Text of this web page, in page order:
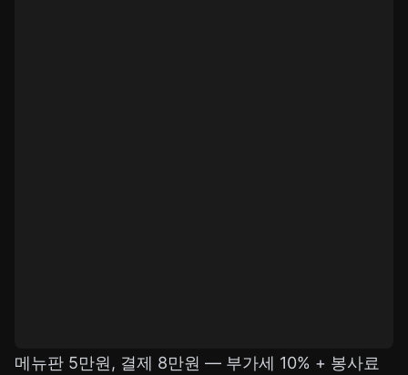
메뉴판 5만원, 결제 8만원 — 부가세 10% + 봉사료